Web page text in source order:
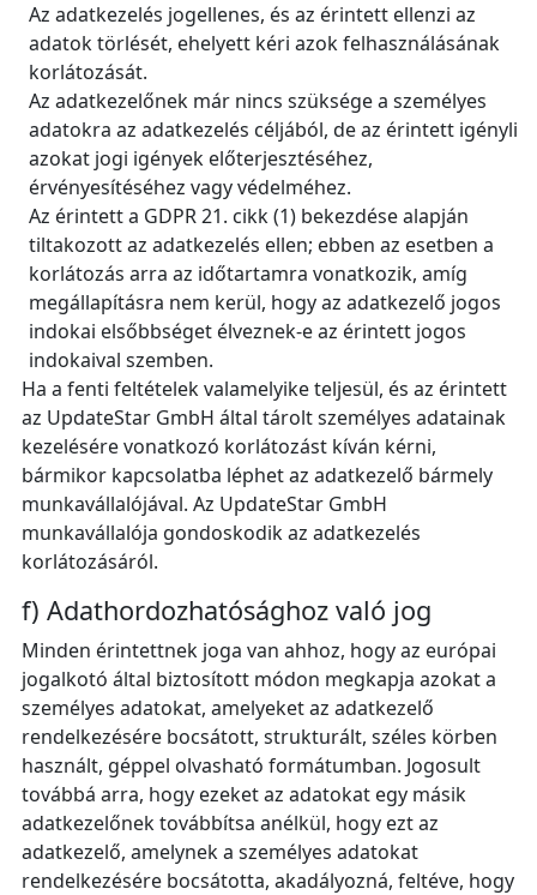
Az adatkezelés jogellenes, és az érintett ellenzi az
adatok törlését, ehelyett kéri azok felhasználásának
korlátozását.
Az adatkezelőnek már nincs szüksége a személyes
adatokra az adatkezelés céljából, de az érintett igényli
azokat jogi igények előterjesztéséhez,
érvényesítéséhez vagy védelméhez.
Az érintett a GDPR 21. cikk (1) bekezdése alapján
tiltakozott az adatkezelés ellen; ebben az esetben a
korlátozás arra az időtartamra vonatkozik, amíg
megállapításra nem kerül, hogy az adatkezelő jogos
indokai elsőbbséget élveznek‑e az érintett jogos
indokaival szemben.
Ha a fenti feltételek valamelyike teljesül, és az érintett
az UpdateStar GmbH által tárolt személyes adatainak
kezelésére vonatkozó korlátozást kíván kérni,
bármikor kapcsolatba léphet az adatkezelő bármely
munkavállalójával. Az UpdateStar GmbH
munkavállalója gondoskodik az adatkezelés
korlátozásáról.
f) Adathordozhatósághoz való jog
Minden érintettnek joga van ahhoz, hogy az európai
jogalkotó által biztosított módon megkapja azokat a
személyes adatokat, amelyeket az adatkezelő
rendelkezésére bocsátott, strukturált, széles körben
használt, géppel olvasható formátumban. Jogosult
továbbá arra, hogy ezeket az adatokat egy másik
adatkezelőnek továbbítsa anélkül, hogy ezt az
adatkezelő, amelynek a személyes adatokat
rendelkezésére bocsátotta, akadályozná, feltéve, hogy